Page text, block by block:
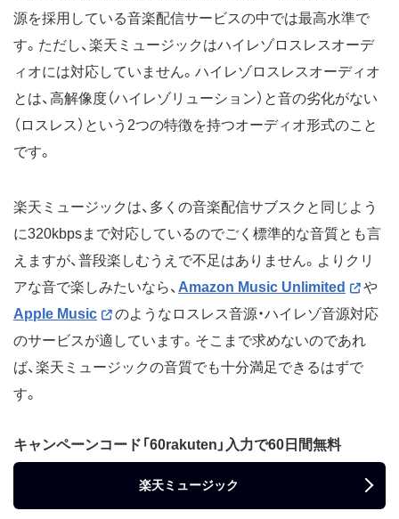
源を採用している音楽配信サービスの中では最高水準で
す。ただし、楽天ミュージックはハイレゾロスレスオーデ
ィオには対応していません。ハイレゾロスレスオーディオ
とは、高解像度（ハイレゾリューション）と音の劣化がない
（ロスレス）という2つの特徴を持つオーディオ形式のこと
です。
楽天ミュージックは、多くの音楽配信サブスクと同じよう
に320kbpsまで対応しているのでごく標準的な音質とも言
えますが、普段楽しむうえで不足はありません。よりクリ
アな音で楽しみたいなら、 Amazon Music Unlimited
や
Apple Music
のようなロスレス音源・ハイレゾ音源対応
のサービスが適しています。そこまで求めないのであれ
ば、楽天ミュージックの音質でも十分満足できるはずで
す。
キャンペーンコード「60rakuten」入力で60日間無料
楽天ミュージック